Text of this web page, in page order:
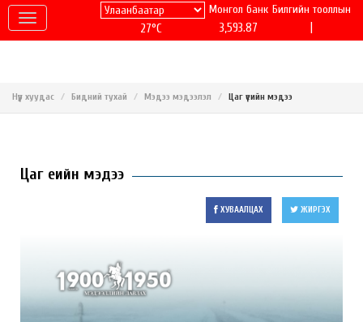
27°C
Монгол банк
3,593.87
Билгийн тооллын
Нүүр хуудас Бидний тухай Мэдээ мэдээлэл Цаг үеийн мэдээ
Цаг үеийн мэдээ
ХУВААЛЦАХ ЖИРГЭХ